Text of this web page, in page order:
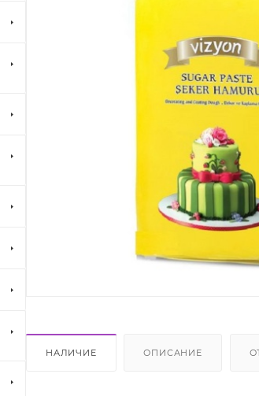
НАЛИЧИЕ ОПИСАНИЕ